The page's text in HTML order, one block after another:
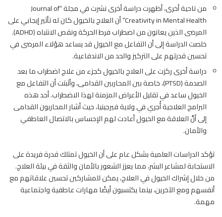
من ناحية أخرى، أظهرت دراسة أخرى نشرت في مجلة “Journal of
Creativity in Mental Health” أن العلاج بالخيول كان له تأثير إيجابي على
المرضى الذين يعانون من اضطراب فرط الحركة ونقص الانتباه (ADHD).
خلصت الدراسة إلى أن التفاعل مع الخيول قد يساعد هؤلاء المرضى في
تحسين قدرتهم على التركيز والحد من الاندفاعية.
دراسة أخرى ركزت على العلاج بالخيول كجزء من علاج اضطراب ما بعد
الصدمة (PTSD)، خاصة بين المحاربين القدامى، وأثبتت أن التفاعل مع
الخيول ساعد في تقليل الأعراض المزمنة لهذا الاضطراب. أحد هذه
البرامج العلاجية أُجري في ولاية فيرجينيا، حيث أشار المحاربون القدامى
إلى أنَّ العلاقة مع الخيول أعادت لهم الإحساس بالاتصال العاطفي
والأمان.
تؤكد الدراسات العلمية بشكل عام على أن الخيول تمتلك قدرة فريدة على
الاستجابة لمشاعر البشر، مما يعزز الشعور بالأمان والثقة في بيئة العلاج.
من خلال إشراك الخيول في العلاج، يمكن للمشاركين تحسين علاقاتهم مع
أنفسهم ومع الآخرين، بينما يكتسبون أيضًا مهارات عاطفية واجتماعية
مهمة.